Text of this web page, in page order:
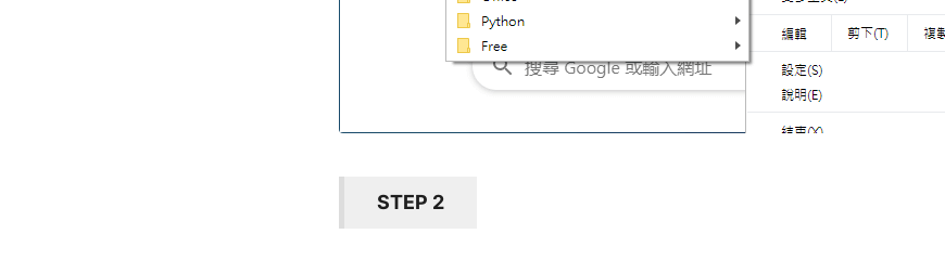
STEP 2